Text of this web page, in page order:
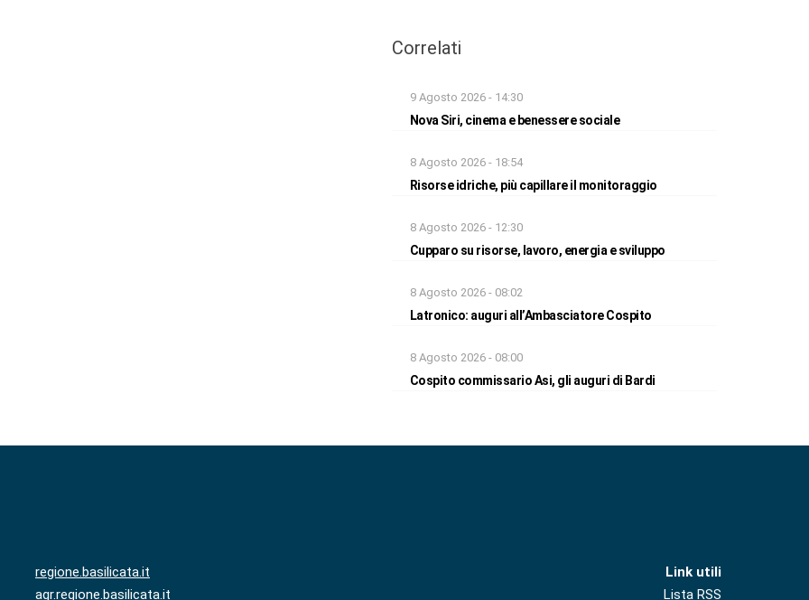
Correlati
9 Agosto 2026 - 14:30
Nova Siri, cinema e benessere sociale
8 Agosto 2026 - 18:54
Risorse idriche, più capillare il monitoraggio
8 Agosto 2026 - 12:30
Cupparo su risorse, lavoro, energia e sviluppo
8 Agosto 2026 - 08:02
Latronico: auguri all’Ambasciatore Cospito
8 Agosto 2026 - 08:00
Cospito commissario Asi, gli auguri di Bardi
regione.basilicata.it
agr.regione.basilicata.it
Link utili
Lista RSS